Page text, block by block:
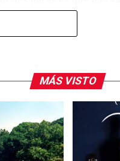
con playas vírgenes
siempre ser
MÁS VISTO